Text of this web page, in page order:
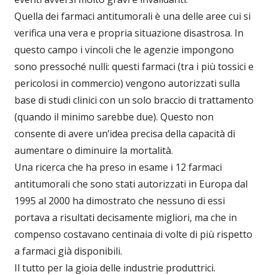
Quella dei farmaci antitumorali è una delle aree cui si
verifica una vera e propria situazione disastrosa. In
questo campo i vincoli che le agenzie impongono
sono pressoché nulli: questi farmaci (tra i più tossici e
pericolosi in commercio) vengono autorizzati sulla
base di studi clinici con un solo braccio di trattamento
(quando il minimo sarebbe due). Questo non
consente di avere un’idea precisa della capacità di
aumentare o diminuire la mortalità.
Una ricerca che ha preso in esame i 12 farmaci
antitumorali che sono stati autorizzati in Europa dal
1995 al 2000 ha dimostrato che nessuno di essi
portava a risultati decisamente migliori, ma che in
compenso costavano centinaia di volte di più rispetto
a farmaci già disponibili.
Il tutto per la gioia delle industrie produttrici.